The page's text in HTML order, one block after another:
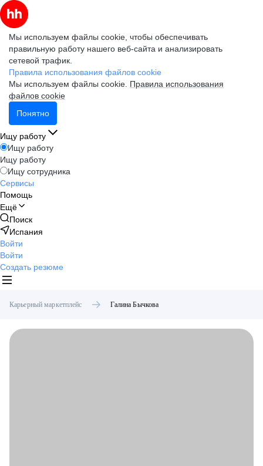
Мы используем файлы cookie, чтобы обеспечивать
правильную работу нашего веб-сайта и анализировать
сетевой трафик.
Правила использования файлов cookie
Мы используем файлы cookie. Правила использования
файлов cookie
Понятно
Ищу работу
Ищу работу
Ищу работу
Ищу сотрудника
Сервисы
Помощь
Ещё
Поиск
Испания
Войти
Войти
Создать резюме
Карьерный маркетплейс Галина Бычкова